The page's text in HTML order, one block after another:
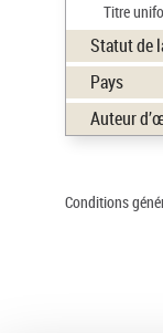
Titre
Statut de
Pays
Auteur
Conditions